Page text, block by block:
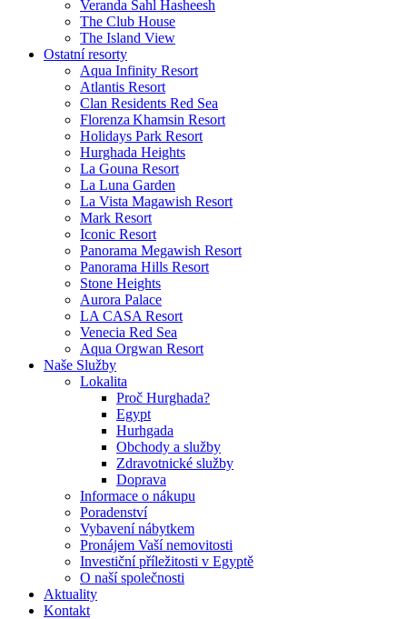
Veranda Sahl Hasheesh
The Club House
The Island View
Ostatní resorty
Aqua Infinity Resort
Atlantis Resort
Clan Residents Red Sea
Florenza Khamsin Resort
Holidays Park Resort
Hurghada Heights
La Gouna Resort
La Luna Garden
La Vista Magawish Resort
Mark Resort
Iconic Resort
Panorama Megawish Resort
Panorama Hills Resort
Stone Heights
Aurora Palace
LA CASA Resort
Venecia Red Sea
Aqua Orgwan Resort
Naše Služby
Lokalita
Proč Hurghada?
Egypt
Hurhgada
Obchody a služby
Zdravotnické služby
Doprava
Informace o nákupu
Poradenství
Vybavení nábytkem
Pronájem Vaší nemovitosti
Investiční příležitosti v Egyptě
O naší společnosti
Aktuality
Kontakt